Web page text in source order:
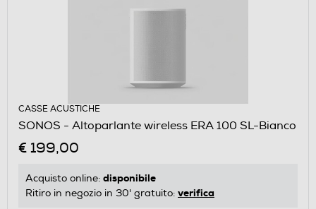
CASSE ACUSTICHE
SONOS - Altoparlante wireless ERA 100 SL-Bianco
€ 199,00
Acquisto online: disponibile
Ritiro in negozio in 30' gratuito: verifica